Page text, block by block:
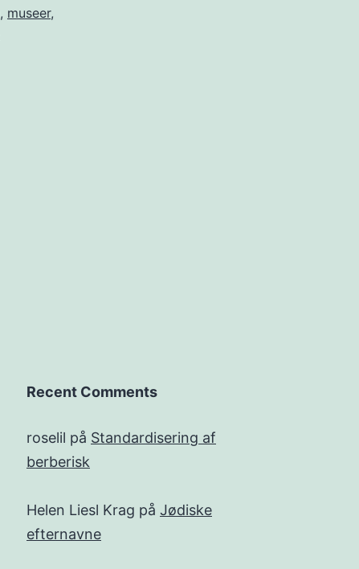
, museer,
Recent Comments
roselil på Standardisering af
berberisk
Helen Liesl Krag på Jødiske
efternavne